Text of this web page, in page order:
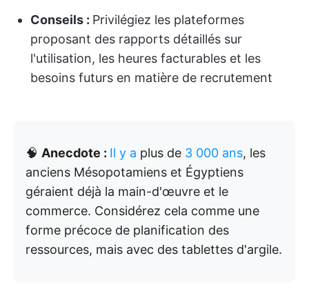
Conseils : Privilégiez les plateformes
proposant des rapports détaillés sur
l'utilisation, les heures facturables et les
besoins futurs en matière de recrutement
🧠 Anecdote : Il y a plus de 3 000 ans, les
anciens Mésopotamiens et Égyptiens
géraient déjà la main-d'œuvre et le
commerce. Considérez cela comme une
forme précoce de planification des
ressources, mais avec des tablettes d'argile.